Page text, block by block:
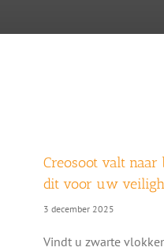
Creosoot valt naar
dit voor uw
3 december 2025
Vindt u zwarte